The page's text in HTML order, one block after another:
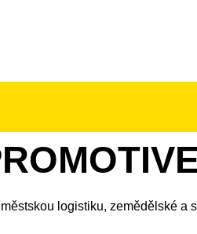
logistiku, zemědělské a